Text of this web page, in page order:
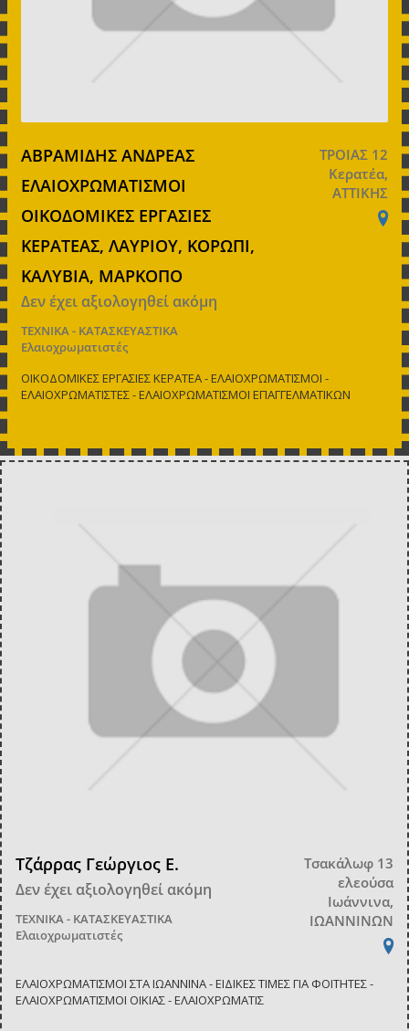
ΑΒΡΑΜΙΔΗΣ ΑΝΔΡΕΑΣ
ΕΛΑΙΟΧΡΩΜΑΤΙΣΜΟΙ
ΟΙΚΟΔΟΜΙΚΕΣ ΕΡΓΑΣΙΕΣ
ΚΕΡΑΤΕΑΣ, ΛΑΥΡΙΟΥ, ΚΟΡΩΠΙ,
ΚΑΛΥΒΙΑ, ΜΑΡΚΟΠΟ
Δεν έχει αξιολογηθεί ακόμη
ΤΕΧΝΙΚΑ - ΚΑΤΑΣΚΕΥΑΣΤΙΚΑ
Ελαιοχρωματιστές
ΤΡΟΙΑΣ 12
Κερατέα,
ΑΤΤΙΚΗΣ
ΟΙΚΟΔΟΜΙΚΕΣ ΕΡΓΑΣΙΕΣ ΚΕΡΑΤΕΑ - ΕΛΑΙΟΧΡΩΜΑΤΙΣΜΟΙ -
ΕΛΑΙΟΧΡΩΜΑΤΙΣΤΕΣ - ΕΛΑΙΟΧΡΩΜΑΤΙΣΜΟΙ ΕΠΑΓΓΕΛΜΑΤΙΚΩΝ
Τζάρρας Γεώργιος Ε.
Δεν έχει αξιολογηθεί ακόμη
ΤΕΧΝΙΚΑ - ΚΑΤΑΣΚΕΥΑΣΤΙΚΑ
Ελαιοχρωματιστές
Τσακάλωφ 13
ελεούσα
Ιωάννινα,
ΙΩΑΝΝΙΝΩΝ
ΕΛΑΙΟΧΡΩΜΑΤΙΣΜΟΙ ΣΤΑ ΙΩΑΝΝΙΝΑ - ΕΙΔΙΚΕΣ ΤΙΜΕΣ ΓΙΑ ΦΟΙΤΗΤΕΣ -
ΕΛΑΙΟΧΡΩΜΑΤΙΣΜΟΙ ΟΙΚΙΑΣ - ΕΛΑΙΟΧΡΩΜΑΤΙΣ